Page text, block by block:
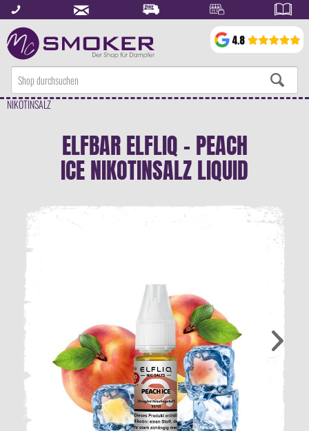
NIKOTINSALZ
ELFBAR ELFLIQ - PEACH
ICE NIKOTINSALZ LIQUID